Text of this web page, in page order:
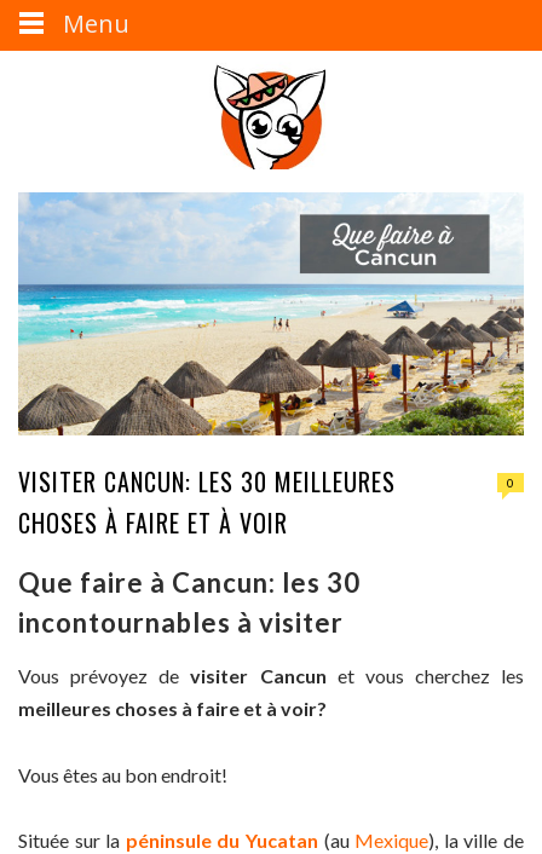
VISITER CANCUN: LES 30 MEILLEURES
CHOSES À FAIRE ET À VOIR
0
Que faire à Cancun: les 30
incontournables à visiter
Vous prévoyez devisiter Cancun et vous cherchez les
meilleures choses à faire et à voir?
Vous êtes au bon endroit!
Située sur la péninsule du Yucatan (au Mexique), la ville de
Menu